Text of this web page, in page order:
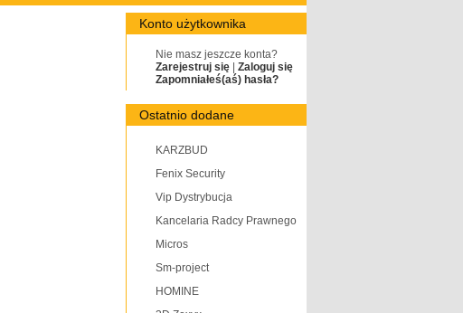
Konto użytkownika
Nie masz jeszcze konta?
Zarejestruj się
Zaloguj się
Zapomniałeś(aś) hasła?
Ostatnio dodane
KARZBUD
Fenix Security
Vip Dystrybucja
Kancelaria Radcy Prawnego
Micros
Sm-project
HOMINE